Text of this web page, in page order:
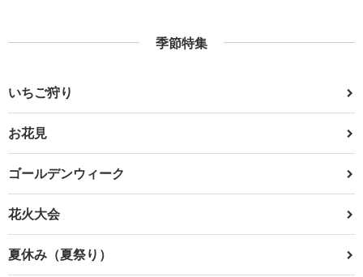
季節特集
いちご狩り
お花見
ゴールデンウィーク
花火大会
夏休み（夏祭り）